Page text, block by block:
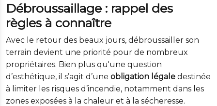
Débroussaillage : rappel des
règles à connaître
Avec le retour des beaux jours, débroussailler son
terrain devient une priorité pour de nombreux
propriétaires. Bien plus qu'une question
d’esthétique, il s’agit d’une obligation légale destinée
à limiter les risques d’incendie, notamment dans les
zones exposées à la chaleur et à la sécheresse.